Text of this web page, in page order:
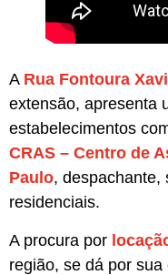
A Rua Fontoura
extensão, apresenta
estabelecimentos
CRAS – Centro de
Paulo, despachante,
residenciais.
A procura por
região, se dá por